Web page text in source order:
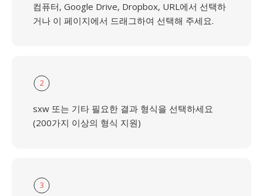
컴퓨터, Google Drive, Dropbox, URL에서 선택하
거나 이 페이지에서 드래그하여 선택해 주세요.
2
sxw 또는 기타 필요한 결과 형식을 선택하세요
(200가지 이상의 형식 지원)
3